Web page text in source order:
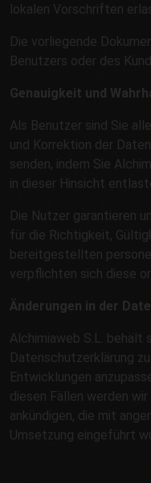
lokalen Vorschriften
Die vorliegende
Benutzers oder des
Genauigkeit und
Als Benutzer sind Sie
und Korrektion der
senden, indem Sie
in dieser Hinsicht
Die Nutzer garantieren
für die Richtigkeit,
bereitgestellten
verpflichten sich diese
Änderungen in der
Alchimiaweb S.L. behält
Datenschutzerklärung
Entwicklungen
diesen Fällen werden
ankündigen, die mit
Umsetzung eingeführt